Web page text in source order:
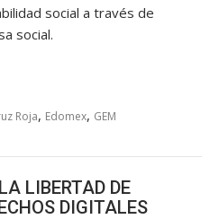
social a través de
social.
Roja, Edomex, GEM
LIBERTAD DE
DIGITALES